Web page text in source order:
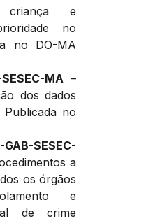
criança e
no
no DO-MA
MA–
dos dados
Publicada no
SESEC-
a
os órgãos
e
de crime